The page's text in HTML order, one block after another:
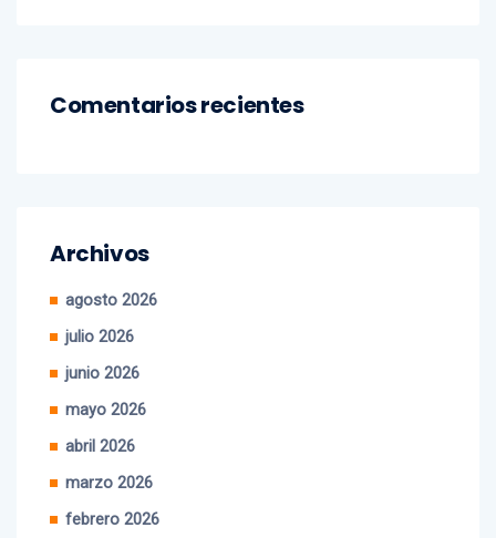
Comentarios recientes
Archivos
agosto 2026
julio 2026
junio 2026
mayo 2026
abril 2026
marzo 2026
febrero 2026